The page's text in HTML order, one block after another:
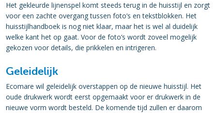
Het gekleurde lijnenspel komt steeds terug in de huisstijl en zorgt
voor een zachte overgang tussen foto’s en tekstblokken. Het
huisstijlhandboek is nog niet klaar, maar het is wel al duidelijk
welke kant het op gaat. Voor de foto’s wordt zoveel mogelijk
gekozen voor details, die prikkelen en intrigeren.
Geleidelijk
Ecomare wil geleidelijk overstappen op de nieuwe huisstijl. Het
oude drukwerk wordt eerst opgemaakt voor er drukwerk in de
nieuwe vorm wordt besteld. De komende tijd zullen er daarom